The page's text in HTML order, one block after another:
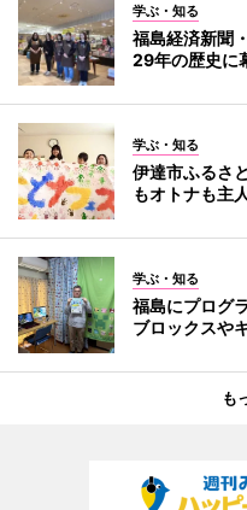
学ぶ・知る
福島経済新聞
29年の歴史に
学ぶ・知る
伊達市ふるさ
もオトナも主
学ぶ・知る
福島にプログ
ブロックスや
も